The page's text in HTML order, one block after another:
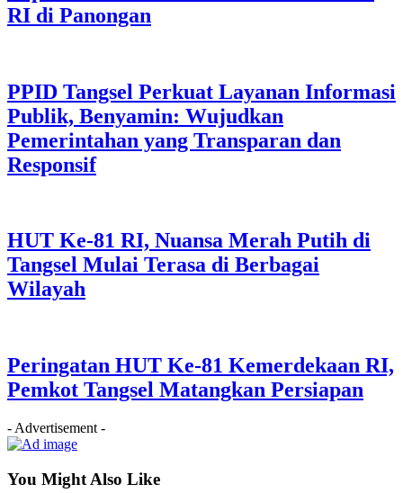
RI di Panongan
PPID Tangsel Perkuat Layanan Informasi
Publik, Benyamin: Wujudkan
Pemerintahan yang Transparan dan
Responsif
HUT Ke-81 RI, Nuansa Merah Putih di
Tangsel Mulai Terasa di Berbagai
Wilayah
Peringatan HUT Ke-81 Kemerdekaan RI,
Pemkot Tangsel Matangkan Persiapan
- Advertisement -
You Might Also Like